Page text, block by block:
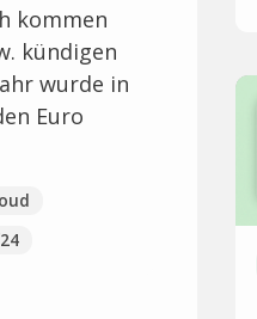
kommen
kündigen
wurde in
Euro